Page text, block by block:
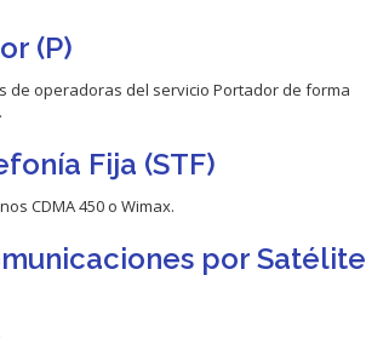
(P)
de operadoras del servicio Portador de forma
Fija (STF)
CDMA 450 o Wimax.
por Satélite